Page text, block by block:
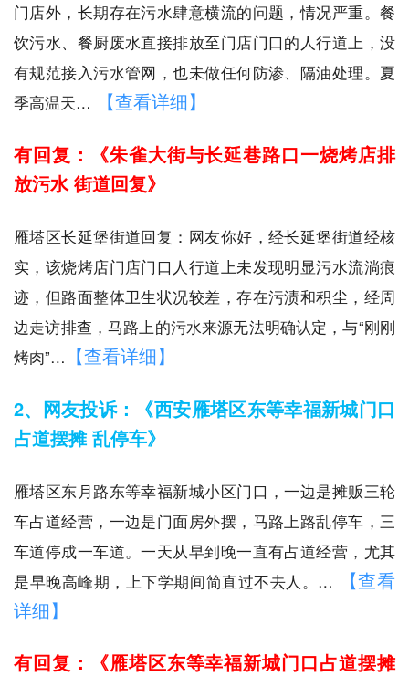
门店外，长期存在污水肆意横流的问题，情况严重。餐
饮污水、餐厨废水直接排放至门店门口的人行道上，没
有规范接入污水管网，也未做任何防渗、隔油处理。夏
季高温天…
【查看详细】
有回复：《朱雀大街与长延巷路口一烧烤店排
放污水 街道回复》
雁塔区长延堡街道回复：网友你好，经长延堡街道经核
实，该烧烤店门店门口人行道上未发现明显污水流淌痕
迹，但路面整体卫生状况较差，存在污渍和积尘，经周
边走访排查，马路上的污水来源无法明确认定，与“刚刚
烤肉”… 【查看详细】
2、网友投诉：《西安雁塔区东等幸福新城门口
占道摆摊 乱停车》
雁塔区东月路东等幸福新城小区门口，一边是摊贩三轮
车占道经营，一边是门面房外摆，马路上路乱停车，三
车道停成一车道。一天从早到晚一直有占道经营，尤其
是早晚高峰期，上下学期间简直过不去人。…
【查看
详细】
有回复：《雁塔区东等幸福新城门口占道摆摊